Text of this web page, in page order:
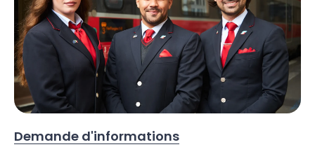
Demande d'informations